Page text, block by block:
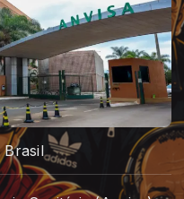
Brasil